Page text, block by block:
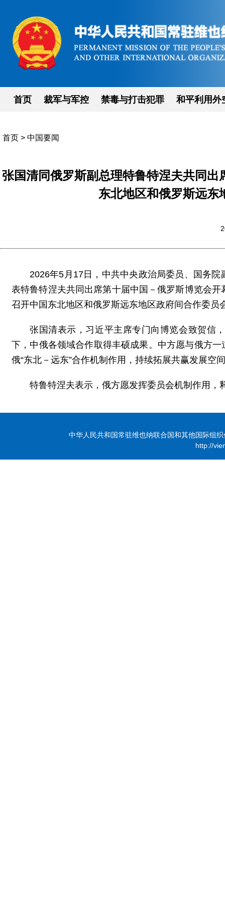
首页 裁军与军控 禁毒与打击犯罪 和平利用外
首页 > 中国要闻
张国清同俄罗斯副总理特鲁特涅夫共同
东北地区和俄罗斯远东
2026年5月17日，中共中央政治局委员、国务
表特鲁特涅夫共同出席第十届中国－俄罗斯博览会
召开中国东北地区和俄罗斯远东地区政府间合作委员
张国清表示，习近平主席专门向博览会致贺信
下，中俄各领域合作取得丰硕成果。中方愿与俄方
俄“东北－远东”合作机制作用，持续拓展共赢发展空
特鲁特涅夫表示，俄方愿发挥委员会机制作用
中华人民共和国常驻维也纳联合国和其他国际组
http://